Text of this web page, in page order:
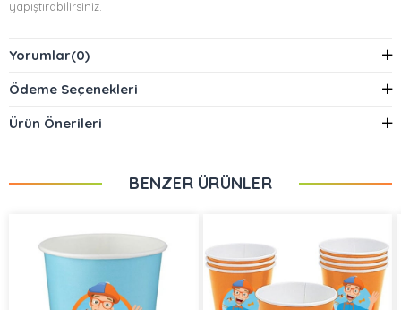
yapıştırabilirsiniz.
Yorumlar(0)
Ödeme Seçenekleri
Ürün Önerileri
BENZER ÜRÜNLER